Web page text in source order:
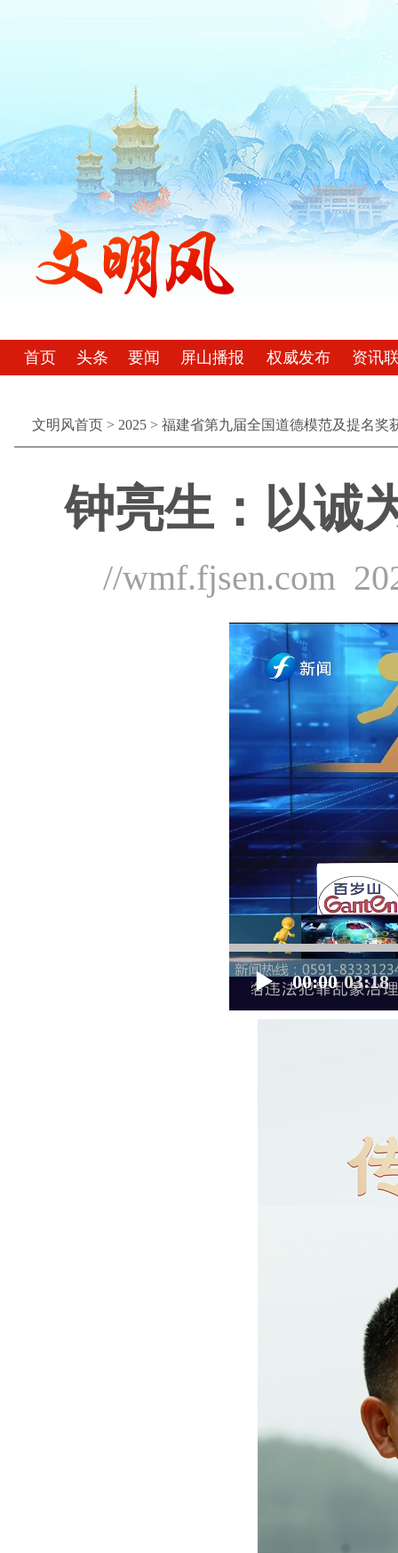
首页 头条 要闻 屏山播报 权威发布 资讯
文明风首页 > 2025 > 福建省第九届全国道德模范及提名奖
钟亮生：以诚
//wmf.fjsen.com